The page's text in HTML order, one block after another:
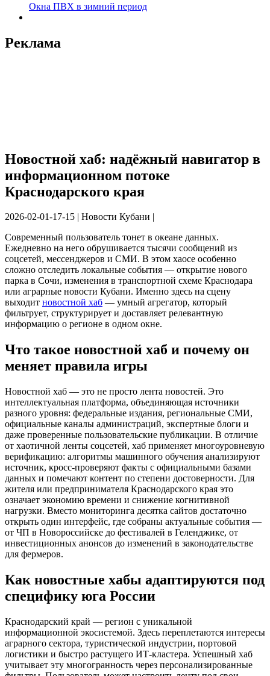
Окна ПВХ в зимний период
Реклама
Новостной хаб: надёжный навигатор в
информационном потоке
Краснодарского края
2026-02-01-17-15 | Новости Кубани |
Современный пользователь тонет в океане данных.
Ежедневно на него обрушивается тысячи сообщений из
соцсетей, мессенджеров и СМИ. В этом хаосе особенно
сложно отследить локальные события — открытие нового
парка в Сочи, изменения в транспортной схеме Краснодара
или аграрные новости Кубани. Именно здесь на сцену
выходит новостной хаб — умный агрегатор, который
фильтрует, структурирует и доставляет релевантную
информацию о регионе в одном окне.
Что такое новостной хаб и почему он
меняет правила игры
Новостной хаб — это не просто лента новостей. Это
интеллектуальная платформа, объединяющая источники
разного уровня: федеральные издания, региональные СМИ,
официальные каналы администраций, экспертные блоги и
даже проверенные пользовательские публикации. В отличие
от хаотичной ленты соцсетей, хаб применяет многоуровневую
верификацию: алгоритмы машинного обучения анализируют
источник, кросс-проверяют факты с официальными базами
данных и помечают контент по степени достоверности. Для
жителя или предпринимателя Краснодарского края это
означает экономию времени и снижение когнитивной
нагрузки. Вместо мониторинга десятка сайтов достаточно
открыть один интерфейс, где собраны актуальные события —
от ЧП в Новороссийске до фестивалей в Геленджике, от
инвестиционных анонсов до изменений в законодательстве
для фермеров.
Как новостные хабы адаптируются под
специфику юга России
Краснодарский край — регион с уникальной
информационной экосистемой. Здесь переплетаются интересы
аграрного сектора, туристической индустрии, портовой
логистики и быстро растущего ИТ-кластера. Успешный хаб
учитывает эту многогранность через персонализированные